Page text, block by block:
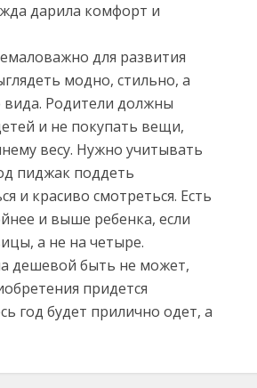
дарила комфорт и
для развития
модно, стильно, а
вида. Родители должны
и не покупать вещи,
весу. Нужно учитывать
пиджак поддеть
и красиво смотреться. Есть
и выше ребенка, если
а не на четыре.
дешевой быть не может,
придется
год будет прилично одет, а